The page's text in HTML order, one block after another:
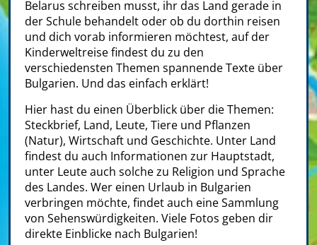
Belarus schreiben musst, ihr das Land gerade in
der Schule behandelt oder ob du dorthin reisen
und dich vorab informieren möchtest, auf der
Kinderweltreise findest du zu den
verschiedensten Themen spannende Texte über
Bulgarien. Und das einfach erklärt!
Hier hast du einen Überblick über die Themen:
Steckbrief, Land, Leute, Tiere und Pflanzen
(Natur), Wirtschaft und Geschichte. Unter Land
findest du auch Informationen zur Hauptstadt,
unter Leute auch solche zu Religion und Sprache
des Landes. Wer einen Urlaub in Bulgarien
verbringen möchte, findet auch eine Sammlung
von Sehenswürdigkeiten. Viele Fotos geben dir
direkte Einblicke nach Bulgarien!